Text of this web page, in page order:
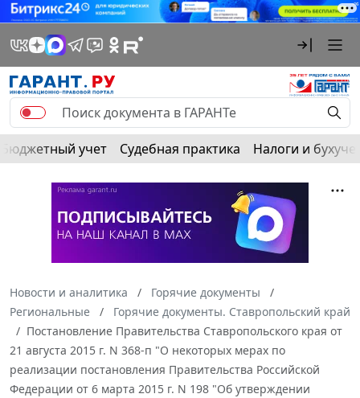
Бюджетный учет Судебная практика Налоги и
Новости и аналитика
Горячие документы
Региональные
Горячие документы. Ставропольский край
Постановление Правительства Ставропольского края от
21 августа 2015 г. N 368-п "О некоторых мерах по
реализации постановления Правительства Российской
Федерации от 6 марта 2015 г. N 198 "Об утверждении